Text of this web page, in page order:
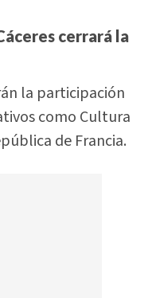
cerrará la
la participación
como Cultura
de Francia.